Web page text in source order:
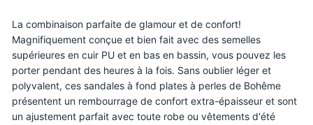
La combinaison parfaite de glamour et de confort!
Magnifiquement conçue et bien fait avec des semelles
supérieures en cuir PU et en bas en bassin, vous pouvez les
porter pendant des heures à la fois. Sans oublier léger et
polyvalent, ces sandales à fond plates à perles de Bohême
présentent un rembourrage de confort extra-épaisseur et sont
un ajustement parfait avec toute robe ou vêtements d'été